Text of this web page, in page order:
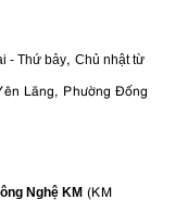
- Thứ bảy, Chủ nhật từ
Lãng, Phường Đống
Nghệ KM (KM